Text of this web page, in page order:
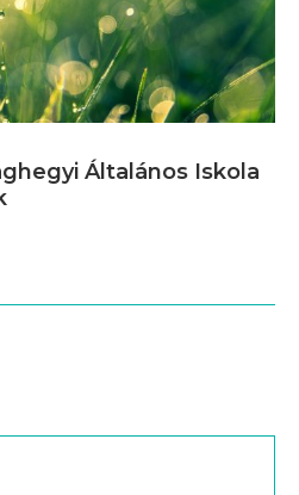
Általános Iskola